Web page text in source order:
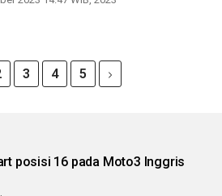
3 4 5
posisi 16 pada Moto3 Inggris